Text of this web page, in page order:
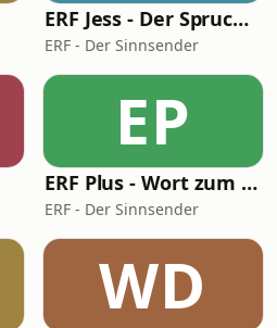
ERF Jess - Der Spruch des Tages
ERF - Der Sinnsender
EP
ERF Plus - Wort zum Tag
ERF - Der Sinnsender
WD